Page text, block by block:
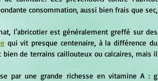
consommation, aussi bien frais que sec,
de terrains caillouteux ou calcaires, mais il